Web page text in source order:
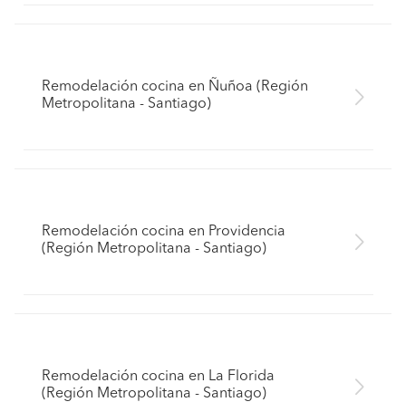
Remodelación cocina en Ñuñoa (Región
Metropolitana - Santiago)
Remodelación cocina en Providencia
(Región Metropolitana - Santiago)
Remodelación cocina en La Florida
(Región Metropolitana - Santiago)